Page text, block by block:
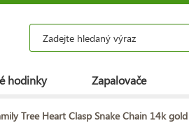
hodinky Zapalovače
Tree Heart Clasp Snake Chain 14k